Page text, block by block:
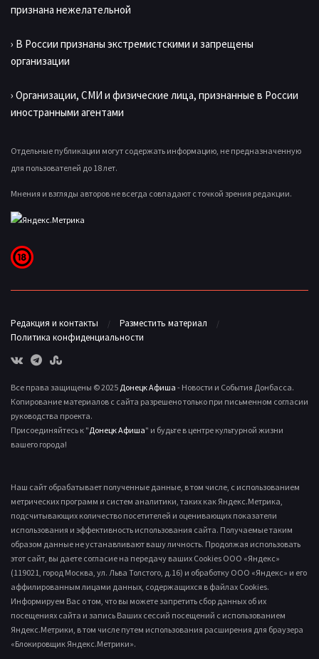
признана нежелательной
› В России признаны экстремистскими и запрещены
организации
› Организации, СМИ и физические лица, признанные в России
иностранными агентами
Отдельные публикации могут содержать информацию, не предназначенную
для пользователей до 18 лет.
Мнения и взгляды авторов не всегда совпадают с точкой зрения редакции.
Редакция и контакты
Разместить материал
Политика конфиденциальности
Все права защищены © 2025 Донецк Афиша - Новости и События Донбасса.
Копирование материалов с сайта разрешено только при письменном согласии
руководства проекта.
Присоединяйтесь к "Донецк Афиша" и будьте в центре культурной жизни
вашего города!
Наш сайт обрабатывает полученные данные, в том числе, с использованием
метрических программ и систем аналитики, таких как Яндекс.Метрика,
подсчитывающих количество посетителей и оценивающих показатели
использования и эффективность использования сайта. Получаемые таким
образом данные не устанавливают вашу личность. Продолжая использовать
этот сайт, вы даете согласие на передачу ваших Cookies ООО «Яндекс»
(119021, город Москва, ул. Льва Толстого, д.16) и обработку ООО «Яндекс» и его
аффилированным лицами данных, содержащихся в файлах Cookies.
Информируем Вас о том, что вы можете запретить сбор данных об их
посещениях сайта и запись Ваших сессий посещений с использованием
Яндекс.Метрики, в том числе путем использования расширения для браузера
«Блокировщик Яндекс.Метрики».